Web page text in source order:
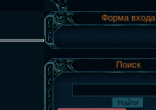
Форма входа
Поиск